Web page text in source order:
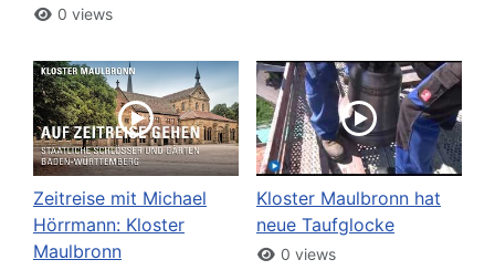
0 views
Zeitreise mit Michael
Hörrmann: Kloster
Maulbronn
Kloster Maulbronn hat
neue Taufglocke
0 views